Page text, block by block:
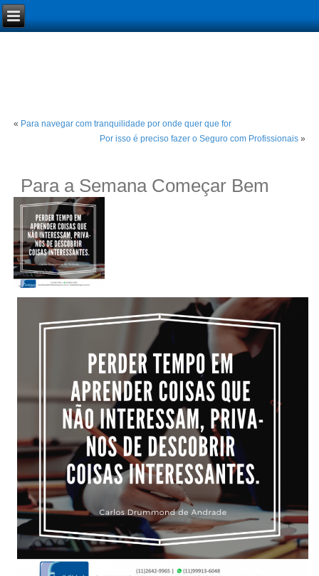
« Para navegar com tranquilidade por onde quer que for
Por isso é preciso fazer o Seguro com Profissionais»
Para a Semana Começar Bem